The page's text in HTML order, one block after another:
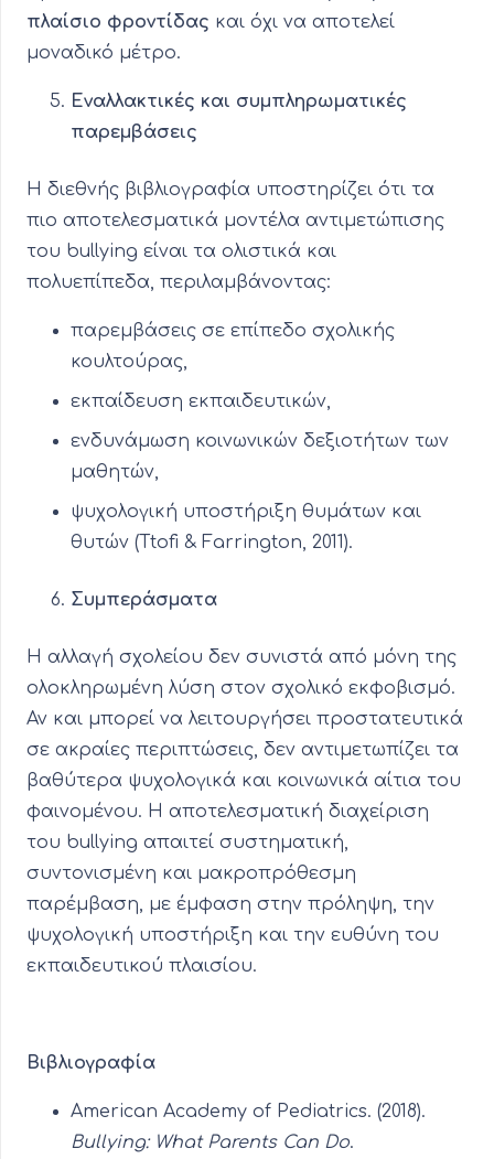
πλαίσιο φροντίδας και όχι να αποτελεί
μοναδικό μέτρο.
Εναλλακτικές και συμπληρωματικές
παρεμβάσεις
Η διεθνής βιβλιογραφία υποστηρίζει ότι τα
πιο αποτελεσματικά μοντέλα αντιμετώπισης
του bullying είναι τα ολιστικά και
πολυεπίπεδα, περιλαμβάνοντας:
παρεμβάσεις σε επίπεδο σχολικής
κουλτούρας,
εκπαίδευση εκπαιδευτικών,
ενδυνάμωση κοινωνικών δεξιοτήτων των
μαθητών,
ψυχολογική υποστήριξη θυμάτων και
θυτών (Ttofi & Farrington, 2011).
Συμπεράσματα
Η αλλαγή σχολείου δεν συνιστά από μόνη της
ολοκληρωμένη λύση στον σχολικό εκφοβισμό.
Αν και μπορεί να λειτουργήσει προστατευτικά
σε ακραίες περιπτώσεις, δεν αντιμετωπίζει τα
βαθύτερα ψυχολογικά και κοινωνικά αίτια του
φαινομένου. Η αποτελεσματική διαχείριση
του bullying απαιτεί συστηματική,
συντονισμένη και μακροπρόθεσμη
παρέμβαση, με έμφαση στην πρόληψη, την
ψυχολογική υποστήριξη και την ευθύνη του
εκπαιδευτικού πλαισίου.
Βιβλιογραφία
American Academy of Pediatrics. (2018).
Bullying: What Parents Can Do.